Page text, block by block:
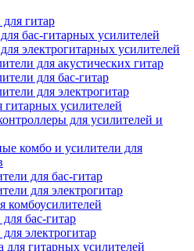
гитар
бас-гитарных усилителей
электрогитарных усилителей
для акустических гитар
для бас-гитар
для электрогитар
усилителей
для усилителей и
комбо и усилители для
для бас-гитар
для электрогитар
комбоусилителей
бас-гитар
электрогитар
для гитарных усилителей